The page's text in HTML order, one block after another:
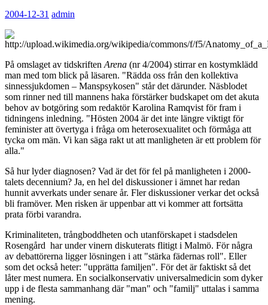
2004-12-31 admin
På omslaget av tidskriften Arena (nr 4/2004) stirrar en kostymklädd
man med tom blick på läsaren. "Rädda oss från den kollektiva
sinnessjukdomen – Manspsykosen" står det därunder. Näsblodet
som rinner ned till mannens haka förstärker budskapet om det akuta
behov av botgöring som redaktör Karolina Ramqvist för fram i
tidningens inledning. "Hösten 2004 är det inte längre viktigt för
feminister att övertyga i fråga om heterosexualitet och förmåga att
tycka om män. Vi kan säga rakt ut att manligheten är ett problem för
alla."
Så hur lyder diagnosen? Vad är det för fel på manligheten i 2000-
talets decennium? Ja, en hel del diskussioner i ämnet har redan
hunnit avverkats under senare år. Fler diskussioner verkar det också
bli framöver. Men risken är uppenbar att vi kommer att fortsätta
prata förbi varandra.
Kriminaliteten, trångboddheten och utanförskapet i stadsdelen
Rosengård har under vinern diskuterats flitigt i Malmö. För några
av debattörerna ligger lösningen i att "stärka fädernas roll". Eller
som det också heter: "upprätta familjen". För det är faktiskt så det
låter mest numera. En socialkonservativ universalmedicin som dyker
upp i de flesta sammanhang där "man" och "familj" uttalas i samma
mening.